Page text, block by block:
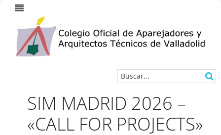
SIM MADRID 2026 –
«CALL FOR PROJECTS»